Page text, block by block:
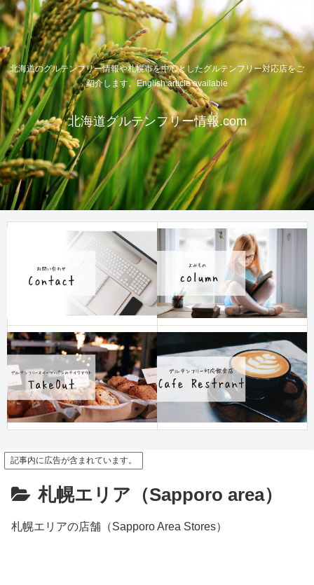
北海道のグルテンフリー情報や札幌市を中心としたグルテンフリー対応店をご
紹介します。English article available
北海道グルテンフリー情報.com
記事内に広告が含まれています。
札幌エリア（Sapporo area）
札幌エリアの店舗（Sapporo Area Stores）